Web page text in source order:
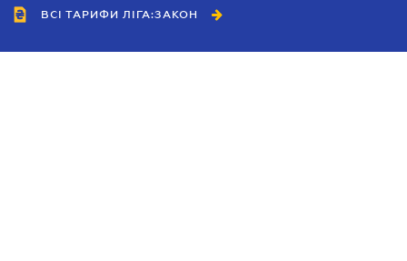
ВСІ ТАРИФИ ЛІГА:ЗАКОН